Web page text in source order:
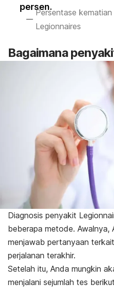
persen.
Persentase
Legionnaires
Bagaimana
Diagnosis penyakit
beberapa metode. Awalnya,
menjawab pertanyaan
perjalanan terakhir.
Setelah itu, Anda mungkin
menjalani sejumlah tes